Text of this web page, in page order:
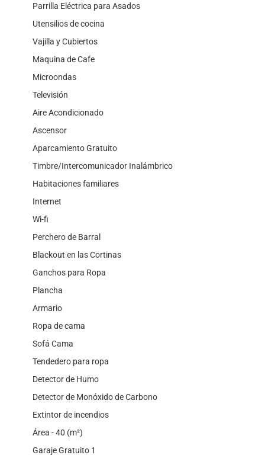
Parrilla Eléctrica para Asados
Utensilios de cocina
Vajilla y Cubiertos
Maquina de Cafe
Microondas
Televisión
Aire Acondicionado
Ascensor
Aparcamiento Gratuito
Timbre/Intercomunicador Inalámbrico
Habitaciones familiares
Internet
Wi-fi
Perchero de Barral
Blackout en las Cortinas
Ganchos para Ropa
Plancha
Armario
Ropa de cama
Sofá Cama
Tendedero para ropa
Detector de Humo
Detector de Monóxido de Carbono
Extintor de incendios
Área - 40 (m²)
Garaje Gratuito 1